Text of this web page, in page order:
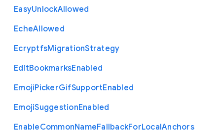
EasyUnlockAllowed
EcheAllowed
EcryptfsMigrationStrategy
EditBookmarksEnabled
EmojiPickerGifSupportEnabled
EmojiSuggestionEnabled
EnableCommonNameFallbackForLocalAnchors